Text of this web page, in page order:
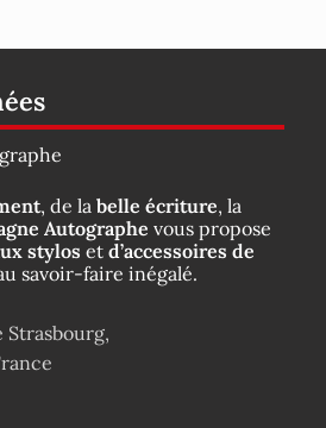
, de la belle écriture, la
Autographe vous propose
stylos et d’accessoires de
savoir-faire inégalé.
Strasbourg,